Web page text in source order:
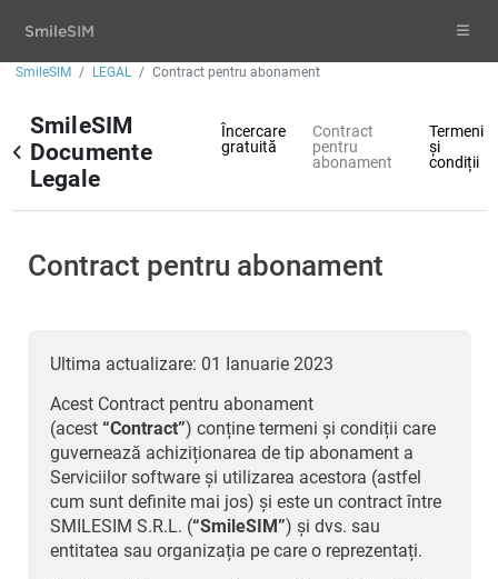
SmileSIM
SmileSIM LEGAL Contract pentru abonament
SmileSIM
Documente
Legale
Încercare
gratuită
Contract
pentru
abonament
Termeni
și
condiții
Contract pentru abonament
Ultima actualizare: 01 Ianuarie 2023
Acest Contract pentru abonament
(acest “Contract”) conține termeni și condiții care
guvernează achiziționarea de tip abonament a
Serviciilor software și utilizarea acestora (astfel
cum sunt definite mai jos) și este un contract între
SMILESIM S.R.L. (“SmileSIM”) și dvs. sau
entitatea sau organizația pe care o reprezentați.